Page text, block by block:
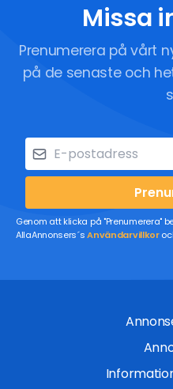
Missa
Prenumerera på vårt
på de senaste och
Genom att klicka på "Prenumerera"
AllaAnnonsers´sAnvändarvillkor